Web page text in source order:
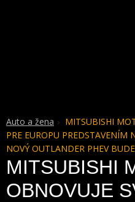
Auto a žena
MITSUBISHI
PRE EUROPU PREDSTAVENÍM
NOVÝ OUTLANDER PHEV
MITSUBISHI
OBNOVUJE